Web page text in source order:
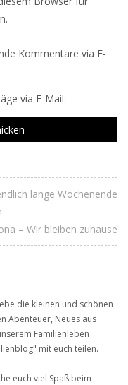
Kommentare via E-
via E-Mail.
lange Wochenende
– Wir bleiben zuhause
die kleinen und schönen
Abenteuer, Neues aus
Familienleben
mit euch teilen.
euch viel Spaß beim